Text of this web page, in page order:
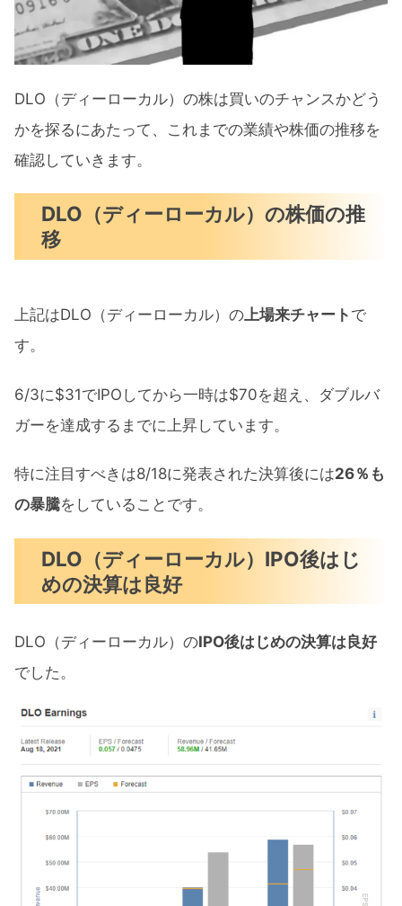
DLO（ディーローカル）は買いのチャ
ンス？！
DLO（ディーローカル）の買い時か
暴落するテンバガー候補DLO（ディーロー
何？』まとめ
DLO（ディーローカル）の株は買いのチャンスかどう
かを探るにあたって、これまでの業績や株価の推移を
確認していきます。
DLO（ディーローカル）の株価の推
移
上記はDLO（ディーローカル）の上場来チャート で
す。
6/3に$31でIPOしてから一時は$70を超え、ダブルバ
ガーを達成するまでに上昇しています。
特に注目すべきは8/18に発表された決算後には26％も
の暴騰をしていることです。
DLO（ディーローカル）IPO後はじ
めの決算は良好
DLO（ディーローカル）のIPO後はじめの決算は良好
でした。